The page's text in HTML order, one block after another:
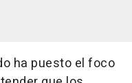
ha puesto el foco